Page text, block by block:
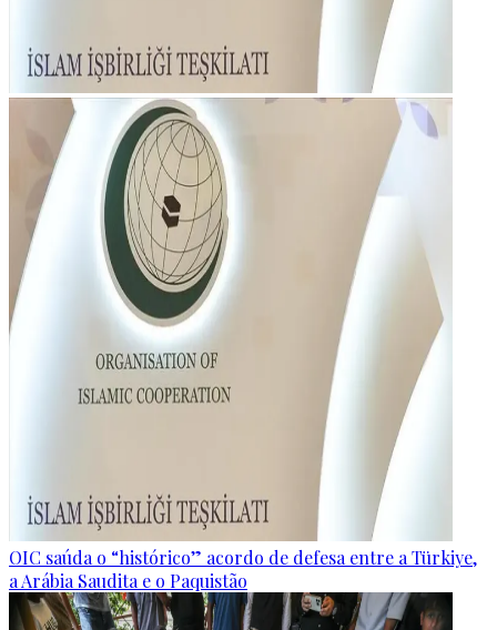
OIC saúda o “histórico” acordo de defesa entre a Türkiye,
a Arábia Saudita e o Paquistão